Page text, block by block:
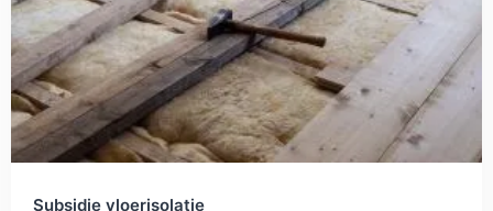
Subsidie vloerisolatie